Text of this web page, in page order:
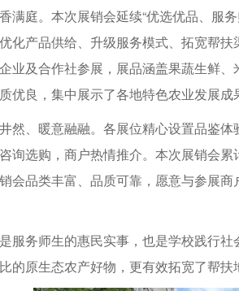
满庭。本次展销会延续“优选优品、服
化产品供给、升级服务模式、拓宽帮
业及合作社参展，展品涵盖果蔬生鲜
优良，集中展示了各地特色农业发展
然、暖意融融。各展位精心设置品鉴
询选购，商户热情推介。本次展销会
会品类丰富、品质可靠，愿意与参展
服务师生的惠民实事，也是学校践行
的原生态农产好物，更有效拓宽了帮